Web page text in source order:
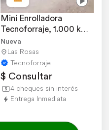
Mini Enrolladora
Tecnoforraje, 1.000 km
de Flete Gratis
Nueva
Las Rosas
Tecnoforraje
$ Consultar
4 cheques sin interés
Entrega Inmediata